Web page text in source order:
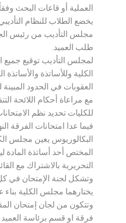
العملية أو قاعات البحث وفقاً
يخضع الطلاب للنظام
مجلس التأديب من رئيس
طلب العميد.
لمجلس التأديب توقيع جميع
الكلية وللأساتذة
العقوبات في الحدود المبينة
مع مراعاة أحكام اللائحة
للكليات تحديد نظم
فيما عدا امتحانات الفرقة
البكالوريوس يعين مجلس
المختص أحد أساتذة المادة
التحريرية بالاشتراك مع
وتشكل لجنة الإمتحان في
يختارهما مجلس الكلية
وتتكون من لجان إمتحان
فرقة او قسم برئاسة